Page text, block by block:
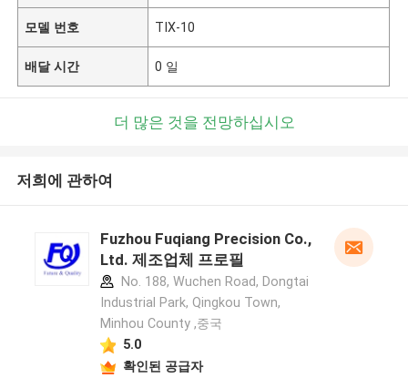
모델 번호 TIX-10
배달 시간 0 일
더 많은 것을 전망하십시오
저희에 관하여
Fuzhou Fuqiang Precision Co.,
Ltd. 제조업체 프로필
No. 188, Wuchen Road, Dongtai
Industrial Park, Qingkou Town,
Minhou County ,중국
5.0
확인된 공급자